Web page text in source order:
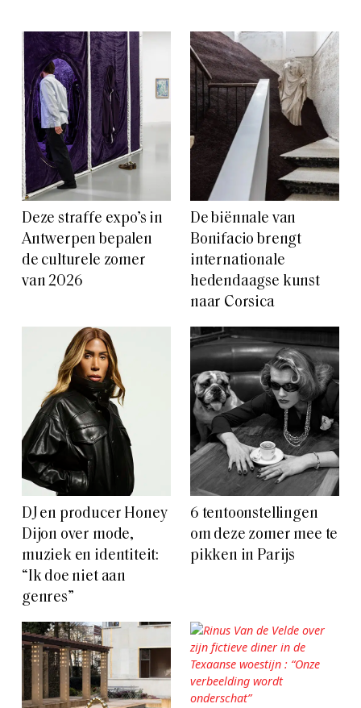
Deze straffe expo’s in
Antwerpen bepalen
de culturele zomer
van 2026
De biënnale van
Bonifacio brengt
internationale
hedendaagse kunst
naar Corsica
DJ en producer Honey
Dijon over mode,
muziek en identiteit:
“Ik doe niet aan
genres”
6 tentoonstellingen
om deze zomer mee te
pikken in Parijs